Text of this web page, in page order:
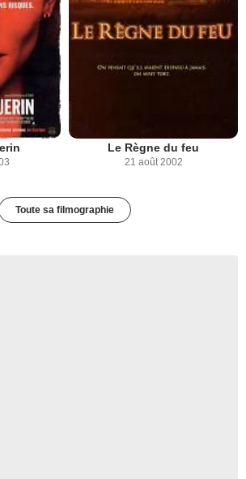
Le Règne du feu
21 août 2002
Toute sa filmographie